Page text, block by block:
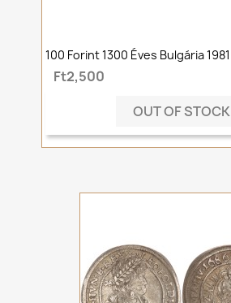
100 Forint 1300 Éves Bulgária
Ft2,500
OUT OF STOCK